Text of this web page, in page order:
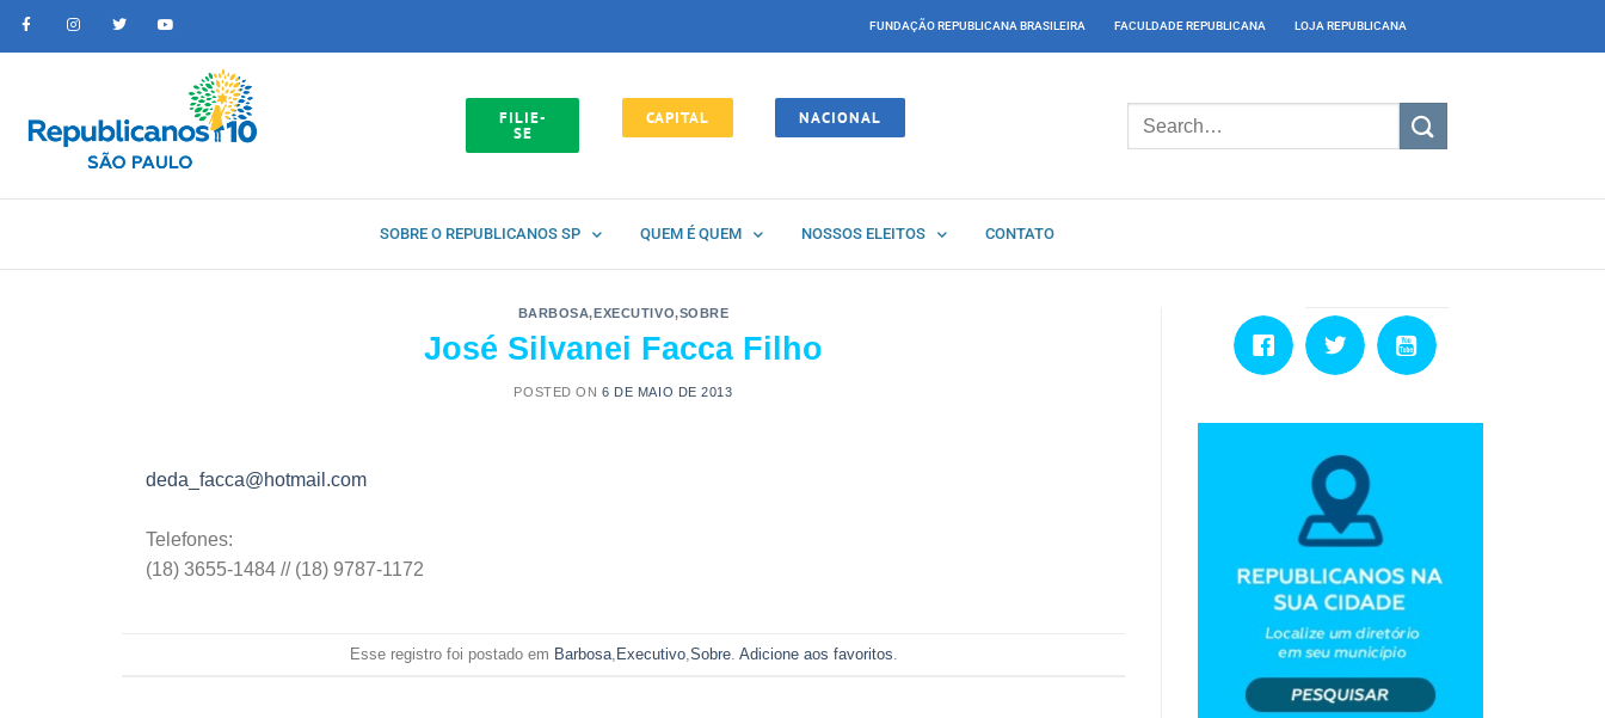
FUNDAÇÃO REPUBLICANA BRASILEIRA FACULDADE REPUBLICANA LOJA REPUBLICANA
FILIE-
SE
CAPITAL NACIONAL
SOBRE O REPUBLICANOS SP QUEM É QUEM NOSSOS ELEITOS CONTATO
BARBOSA,EXECUTIVO,SOBRE
José Silvanei Facca Filho
POSTED ON6 DE MAIO DE 2013
deda_facca@hotmail.com
Telefones:
(18) 3655-1484 // (18) 9787-1172
Esse registro foi postado em Barbosa, Executivo, Sobre. Adicione aos favoritos